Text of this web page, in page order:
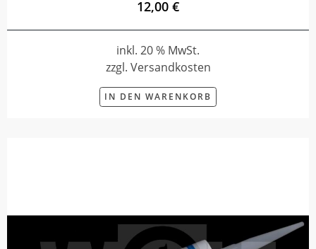
12,00 €
inkl. 20 % MwSt.
zzgl. Versandkosten
IN DEN WARENKORB